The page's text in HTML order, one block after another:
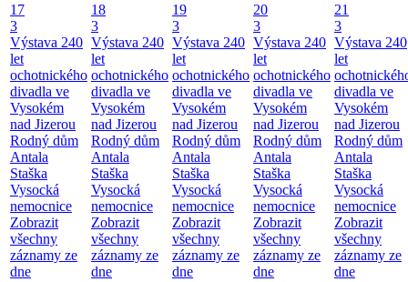
17
3
Výstava 240
let
ochotnického
divadla ve
Vysokém
nad Jizerou
Rodný dům
Antala
Staška
Vysocká
nemocnice
Zobrazit
všechny
záznamy ze
dne
18
3
Výstava 240
let
ochotnického
divadla ve
Vysokém
nad Jizerou
Rodný dům
Antala
Staška
Vysocká
nemocnice
Zobrazit
všechny
záznamy ze
dne
19
3
Výstava 240
let
ochotnického
divadla ve
Vysokém
nad Jizerou
Rodný dům
Antala
Staška
Vysocká
nemocnice
Zobrazit
všechny
záznamy ze
dne
20
3
Výstava 240
let
ochotnického
divadla ve
Vysokém
nad Jizerou
Rodný dům
Antala
Staška
Vysocká
nemocnice
Zobrazit
všechny
záznamy ze
dne
21
3
Výstava 240
let
divadla ve
Vysokém
nad Jizerou
Rodný dům
Antala
Staška
Vysocká
nemocnice
Zobrazit
všechny
záznamy ze
dne